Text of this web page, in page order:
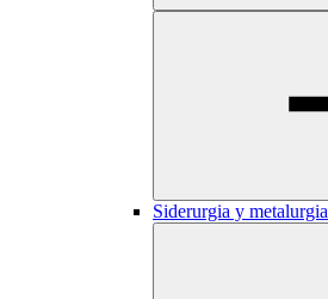
Siderurgia y metalurgia